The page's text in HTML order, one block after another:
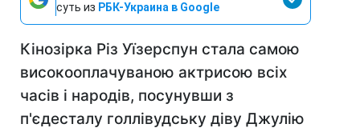
суть из РБК-Украина в Google
Кінозірка Різ Уїзерспун стала самою
високооплачуваною актрисою всіх
часів і народів, посунувши з
п'єдесталу голлівудську діву Джулію